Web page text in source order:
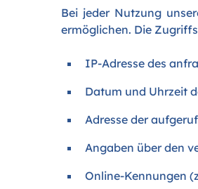
Bei jeder Nutzung
ermöglichen. Die
IP-Adresse des
Datum und Uhrzeit
Adresse der
Angaben über den
Online-Kennungen